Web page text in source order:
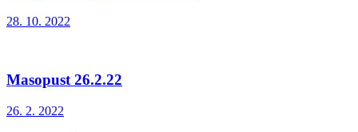
28. 10. 2022
Masopust 26.2.22
26. 2. 2022